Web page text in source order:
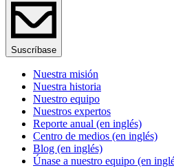
Suscríbase
Nuestra misión
Nuestra historia
Nuestro equipo
Nuestros expertos
Reporte anual (en inglés)
Centro de medios (en inglés)
Blog (en inglés)
Únase a nuestro equipo (en